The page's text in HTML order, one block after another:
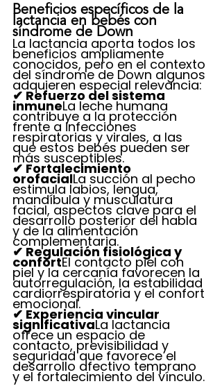
Beneficios específicos de la
lactancia en bebés con
síndrome de Down
La lactancia aporta todos los
beneficios ampliamente
conocidos, pero en el contexto
del síndrome de Down algunos
adquieren especial relevancia:
✔ Refuerzo del sistema
inmuneLa leche humana
contribuye a la protección
frente a infecciones
respiratorias y virales, a las
que estos bebés pueden ser
más susceptibles.
✔ Fortalecimiento
orofacialLa succión al pecho
estimula labios, lengua,
mandíbula y musculatura
facial, aspectos clave para el
desarrollo posterior del habla
y de la alimentación
complementaria.
✔ Regulación fisiológica y
confortEl contacto piel con
piel y la cercanía favorecen la
autorregulación, la estabilidad
cardiorrespiratoria y el confort
emocional.
✔ Experiencia vincular
significativaLa lactancia
ofrece un espacio de
contacto, previsibilidad y
seguridad que favorece el
desarrollo afectivo temprano
y el fortalecimiento del vínculo.